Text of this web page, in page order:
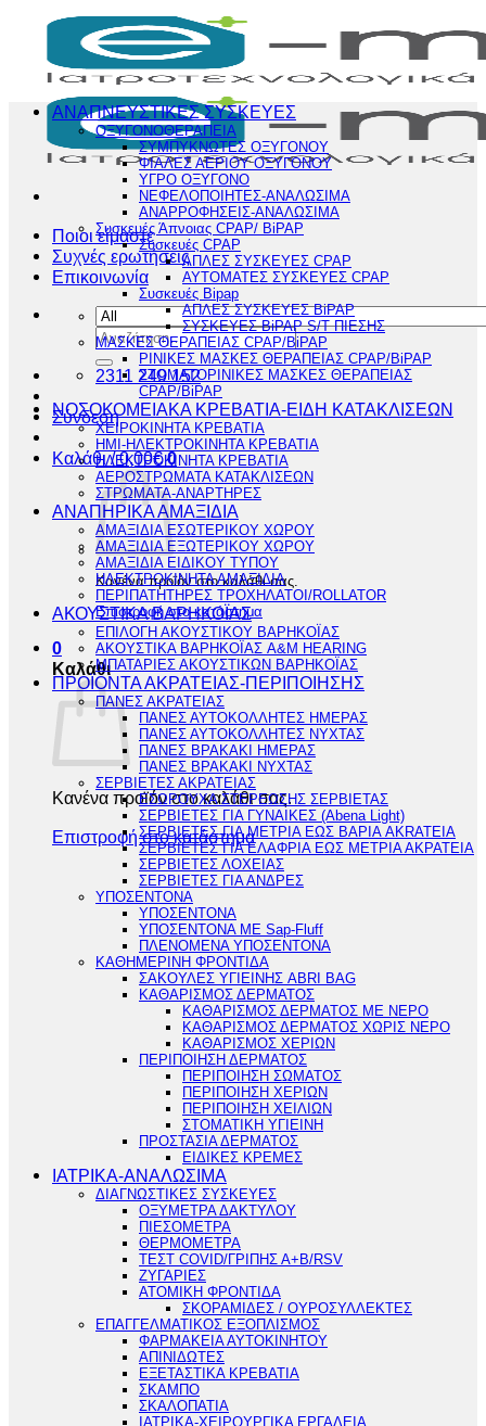
Μετάβαση
περιεχόμενο
Ποιοι είμαστε
Συχνές ερωτήσεις
Επικοινωνία
Αναζήτηση
για:
2311 249 152
Σύνδεση
Καλάθι /0,00€ 0
Κανένα προϊόν στο καλάθι σας.
Επιστροφή στο κατάστημα
0
Καλάθι
Κανένα προϊόν στο καλάθι σας.
Επιστροφή στο κατάστημα
ΑΝΑΠΝΕΥΣΤΙΚΕΣ ΣΥΣΚΕΥΕΣ
ΟΞΥΓΟΝΟΘΕΡΑΠΕΙΑ
ΣΥΜΠΥΚΝΩΤΕΣ ΟΞΥΓΟΝΟΥ
ΦΙΑΛΕΣ ΑΕΡΙΟΥ ΟΞΥΓΟΝΟΥ
ΥΓΡΟ ΟΞΥΓΟΝΟ
ΝΕΦΕΛΟΠΟΙΗΤΕΣ-ΑΝΑΛΩΣΙΜΑ
ΑΝΑΡΡΟΦΗΣΕΙΣ-ΑΝΑΛΩΣΙΜΑ
Συσκευές Άπνοιας CPAP/ BiPAP
Συσκευές CPAP
ΑΠΛΕΣ ΣΥΣΚΕΥΕΣ CPAP
ΑΥΤΟΜΑΤΕΣ ΣΥΣΚΕΥΕΣ CPAP
Συσκευές Bipap
ΑΠΛΕΣ ΣΥΣΚΕΥΕΣ BiPAP
ΣΥΣΚΕΥΕΣ BiPAP S/T ΠΙΕΣΗΣ
ΜΑΣΚΕΣ ΘΕΡΑΠΕΙΑΣ CPAP/BiPAP
ΡΙΝΙΚΕΣ ΜΑΣΚΕΣ ΘΕΡΑΠΕΙΑΣ CPAP/BiPAP
ΣΤΟΜΑΤΟΡΙΝΙΚΕΣ ΜΑΣΚΕΣ ΘΕΡΑΠΕΙΑΣ
CPAP/BiPAP
ΝΟΣΟΚΟΜΕΙΑΚΑ ΚΡΕΒΑΤΙΑ-ΕΙΔΗ ΚΑΤΑΚΛΙΣΕΩΝ
ΧΕΙΡΟΚΙΝΗΤΑ ΚΡΕΒΑΤΙΑ
ΗΜΙ-ΗΛΕΚΤΡΟΚΙΝΗΤΑ ΚΡΕΒΑΤΙΑ
ΗΛΕΚΤΡΟΚΙΝΗΤΑ ΚΡΕΒΑΤΙΑ
ΑΕΡΟΣΤΡΩΜΑΤΑ ΚΑΤΑΚΛΙΣΕΩΝ
ΣΤΡΩΜΑΤΑ-ΑΝΑΡΤΗΡΕΣ
ΑΝΑΠΗΡΙΚΑ ΑΜΑΞΙΔΙΑ
ΑΜΑΞΙΔΙΑ ΕΣΩΤΕΡΙΚΟΥ ΧΩΡΟΥ
ΑΜΑΞΙΔΙΑ ΕΞΩΤΕΡΙΚΟΥ ΧΩΡΟΥ
ΑΜΑΞΙΔΙΑ ΕΙΔΙΚΟΥ ΤΥΠΟΥ
ΗΛΕΚΤΡΟΚΙΝΗΤΑ ΑΜΑΞΙΔΙΑ
ΠΕΡΙΠΑΤΗΤΗΡΕΣ ΤΡΟΧΗΛΑΤΟΙ/ROLLATOR
ΑΚΟΥΣΤΙΚΑ ΒΑΡΗΚΟΪΑΣ
ΕΠΙΛΟΓΗ ΑΚΟΥΣΤΙΚΟΥ ΒΑΡΗΚΟΪΑΣ
ΑΚΟΥΣΤΙΚΑ ΒΑΡΗΚΟΪΑΣ A&M HEARING
ΜΠΑΤΑΡΙΕΣ ΑΚΟΥΣΤΙΚΩΝ ΒΑΡΗΚΟΪΑΣ
ΠΡΟΪΟΝΤΑ ΑΚΡΑΤΕΙΑΣ-ΠΕΡΙΠΟΙΗΣΗΣ
ΠΑΝΕΣ ΑΚΡΑΤΕΙΑΣ
ΠΑΝΕΣ ΑΥΤΟΚΟΛΛΗΤΕΣ ΗΜΕΡΑΣ
ΠΑΝΕΣ ΑΥΤΟΚΟΛΛΗΤΕΣ ΝΥΧΤΑΣ
ΠΑΝΕΣ ΒΡΑΚΑΚΙ ΗΜΕΡΑΣ
ΠΑΝΕΣ ΒΡΑΚΑΚΙ ΝΥΧΤΑΣ
ΣΕΡΒΙΕΤΕΣ ΑΚΡΑΤΕΙΑΣ
ΕΣΩΡΟΥΧΑ ΣΤΕΡΕΩΣΗΣ ΣΕΡΒΙΕΤΑΣ
ΣΕΡΒΙΕΤΕΣ ΓΙΑ ΓΥΝΑΙΚΕΣ (Abena Light)
ΣΕΡΒΙΕΤΕΣ ΓΙΑ ΜΕΤΡΙΑ ΕΩΣ ΒΑΡΙΑ AKRATEIA
ΣΕΡΒΙΕΤΕΣ ΓΙΑ ΕΛΑΦΡΙΑ ΕΩΣ ΜΕΤΡΙΑ ΑΚΡΑΤΕΙΑ
ΣΕΡΒΙΕΤΕΣ ΛΟΧΕΙΑΣ
ΣΕΡΒΙΕΤΕΣ ΓΙΑ ΑΝΔΡΕΣ
ΥΠΟΣΕΝΤΟΝΑ
ΥΠΟΣΕΝΤΟΝΑ
ΥΠΟΣΕΝΤΟΝΑ ΜΕ Sap-Fluff
ΠΛΕΝΟΜΕΝΑ ΥΠΟΣΕΝΤΟΝΑ
ΚΑΘΗΜΕΡΙΝΗ ΦΡΟΝΤΙΔΑ
ΣΑΚΟΥΛΕΣ ΥΓΙΕΙΝΗΣ ABRI BAG
ΚΑΘΑΡΙΣΜΟΣ ΔΕΡΜΑΤΟΣ
ΚΑΘΑΡΙΣΜΟΣ ΔΕΡΜΑΤΟΣ ΜΕ ΝΕΡΟ
ΚΑΘΑΡΙΣΜΟΣ ΔΕΡΜΑΤΟΣ ΧΩΡΙΣ ΝΕΡΟ
ΚΑΘΑΡΙΣΜΟΣ ΧΕΡΙΩΝ
ΠΕΡΙΠΟΙΗΣΗ ΔΕΡΜΑΤΟΣ
ΠΕΡΙΠΟΙΗΣΗ ΣΩΜΑΤΟΣ
ΠΕΡΙΠΟΙΗΣΗ ΧΕΡΙΩΝ
ΠΕΡΙΠΟΙΗΣΗ ΧΕΙΛΙΩΝ
ΣΤΟΜΑΤΙΚΗ ΥΓΙΕΙΝΗ
ΠΡΟΣΤΑΣΙΑ ΔΕΡΜΑΤΟΣ
ΕΙΔΙΚΕΣ ΚΡΕΜΕΣ
ΙΑΤΡΙΚΑ-ΑΝΑΛΩΣΙΜΑ
ΔΙΑΓΝΩΣΤΙΚΕΣ ΣΥΣΚΕΥΕΣ
ΟΞΥΜΕΤΡΑ ΔΑΚΤΥΛΟΥ
ΠΙΕΣΟΜΕΤΡΑ
ΘΕΡΜΟΜΕΤΡΑ
ΤΕΣΤ COVID/ΓΡΙΠΗΣ Α+Β/RSV
ΖΥΓΑΡΙΕΣ
ΑΤΟΜΙΚΗ ΦΡΟΝΤΙΔΑ
ΣΚΟΡΑΜΙΔΕΣ / ΟΥΡΟΣΥΛΛΕΚΤΕΣ
ΕΠΑΓΓΕΛΜΑΤΙΚΟΣ ΕΞΟΠΛΙΣΜΟΣ
ΦΑΡΜΑΚΕΙΑ ΑΥΤΟΚΙΝΗΤΟΥ
ΑΠΙΝΙΔΩΤΕΣ
ΕΞΕΤΑΣΤΙΚΑ ΚΡΕΒΑΤΙΑ
ΣΚΑΜΠΟ
ΣΚΑΛΟΠΑΤΙΑ
ΙΑΤΡΙΚΑ-ΧΕΙΡΟΥΡΓΙΚΑ ΕΡΓΑΛΕΙΑ